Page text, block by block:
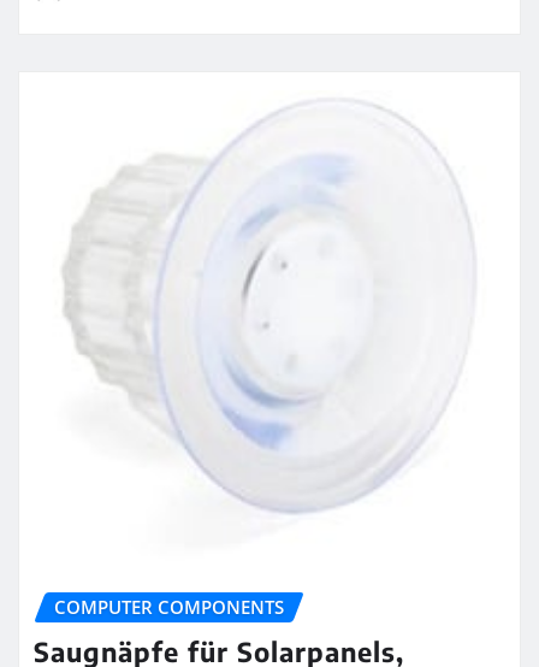
COMPUTER COMPONENTS
Saugnäpfe für Solarpanels,